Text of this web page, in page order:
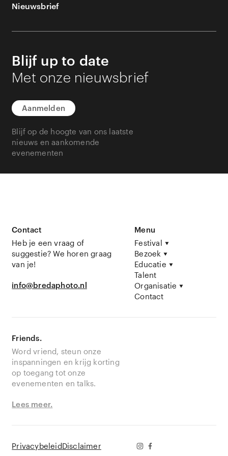
Nieuwsbrief
Blijf up to date
Met onze nieuwsbrief
Aanmelden
Blijf op de hoogte van ons laatste
nieuws en aankomende
evenementen
Contact
Heb je een vraag of
suggestie? We horen graag
van je!
info@bredaphoto.nl
Menu
Festival
Bezoek
Educatie
Talent
Organisatie
Contact
Friends.
Word vriend, steun onze
inspanningen en krijg korting
op toegang tot onze
evenementen en talks.
Lees meer.
PrivacybeleidDisclaimer